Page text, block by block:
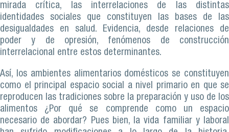
mirada crítica, las interrelaciones de las distintas
identidades sociales que constituyen las bases de las
desigualdades en salud. Evidencia, desde relaciones de
poder y de opresión, fenómenos de construcción
interrelacional entre estos determinantes.
Así, los ambientes alimentarios domésticos se constituyen
como el principal espacio social a nivel primario en que se
reproducen las tradiciones sobre la preparación y uso de los
alimentos ¿Por qué se comprende como un espacio
necesario de abordar? Pues bien, la vida familiar y laboral